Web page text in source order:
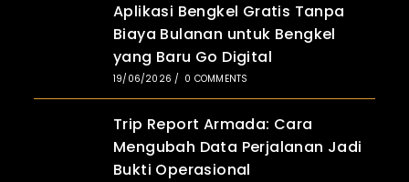
Aplikasi Bengkel Gratis Tanpa
Biaya Bulanan untuk Bengkel
yang Baru Go Digital
19/06/2026 / 0 COMMENTS
Trip Report Armada: Cara
Mengubah Data Perjalanan Jadi
Bukti Operasional